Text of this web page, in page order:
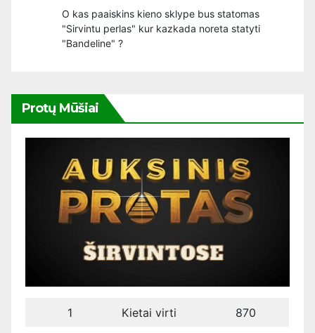
O kas paaiskins kieno sklype bus statomas
"Sirvintu perlas" kur kazkada noreta statyti
"Bandeline" ?
Protų Mūšiai
1 Kietai virti 870